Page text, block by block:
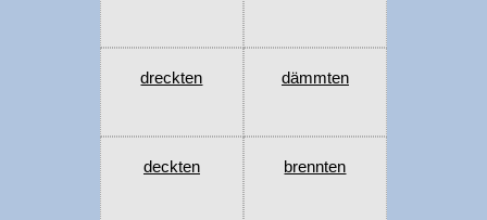
dreckten dämmten
deckten brennten